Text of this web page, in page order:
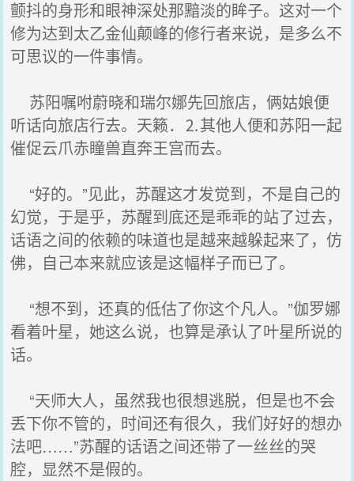
颤抖的身形和眼神深处那黯淡的眸子。这对一个
修为达到太乙金仙颠峰的修行者来说，是多么不
可思议的一件事情。
苏阳嘱咐蔚晓和瑞尔娜先回旅店，俩姑娘便
听话向旅店行去。天籁．⒉其他人便和苏阳一起
催促云爪赤瞳兽直奔王宫而去。
“好的。”见此，苏醒这才发觉到，不是自己的
幻觉，于是乎，苏醒到底还是乖乖的站了过去，
话语之间的依赖的味道也是越来越躲起来了，仿
佛，自己本来就应该是这幅样子而已了。
“想不到，还真的低估了你这个凡人。”伽罗娜
看着叶星，她这么说，也算是承认了叶星所说的
话。
“天师大人，虽然我也很想逃脱，但是也不会
丢下你不管的，时间还有很久，我们好好的想办
法吧……”苏醒的话语之间还带了一丝丝的哭
腔，显然不是假的。